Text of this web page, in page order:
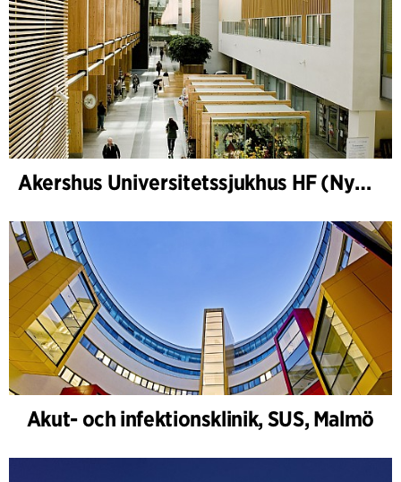
Akershus Universitetssjukhus HF (Nye Ahus)
Akut- och infektionsklinik, SUS, Malmö